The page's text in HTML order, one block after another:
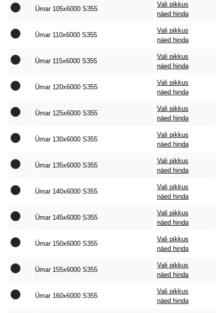
Ümar 105x6000 S355
Vali pikkus
näed hinda
Ümar 110x6000 S355
Vali pikkus
näed hinda
Ümar 115x6000 S355
Vali pikkus
näed hinda
Ümar 120x6000 S355
Vali pikkus
näed hinda
Ümar 125x6000 S355
Vali pikkus
näed hinda
Ümar 130x6000 S355
Vali pikkus
näed hinda
Ümar 135x6000 S355
Vali pikkus
näed hinda
Ümar 140x6000 S355
Vali pikkus
näed hinda
Ümar 145x6000 S355
Vali pikkus
näed hinda
Ümar 150x6000 S355
Vali pikkus
näed hinda
Ümar 155x6000 S355
Vali pikkus
näed hinda
Ümar 160x6000 S355
Vali pikkus
näed hinda